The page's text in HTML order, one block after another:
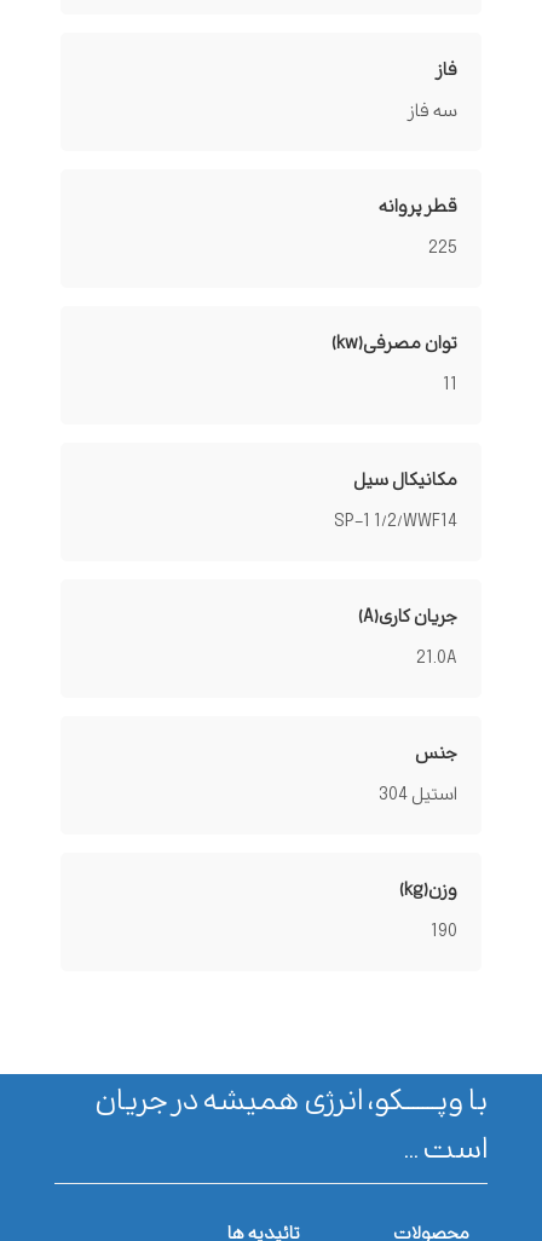
فاز
سه فاز
قطر پروانه
225
توان مصرفی(kw)
11
مکانیکال سیل
SP-1 1/2/WWF14
جریان کاری(A)
21.0A
جنس
استیل 304
وزن(kg)
190
با وپـــــــکو، انرژی همیشه در جریان
است ...
محصولات تائیدیه ها